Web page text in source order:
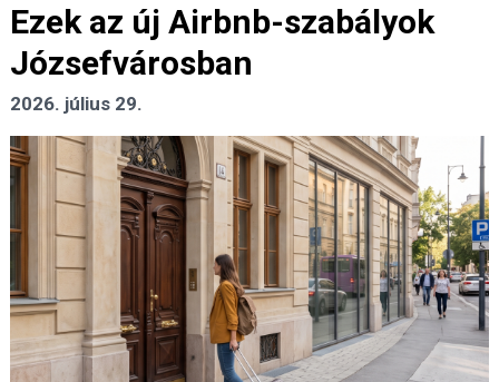
Ezek az új Airbnb-szabályok
Józsefvárosban
2026. július 29.